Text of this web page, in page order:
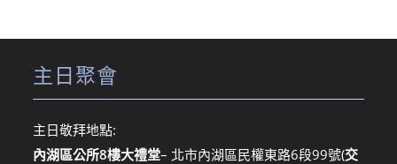
主日聚會
主日敬拜地點:
內湖區公所8樓大禮堂– 北市內湖區民權東路6段99號(交